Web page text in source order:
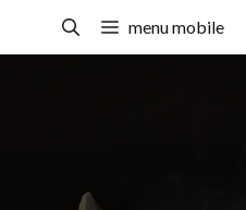
menu mobile